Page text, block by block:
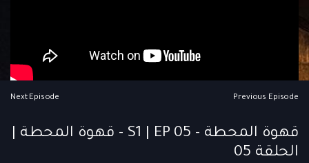
Previous Episode
Next Episode
قهوة المحطة - S1 | EP 05 - قهوة المحطة |
الحلقة 05